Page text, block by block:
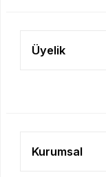
Üyelik
Kurumsal